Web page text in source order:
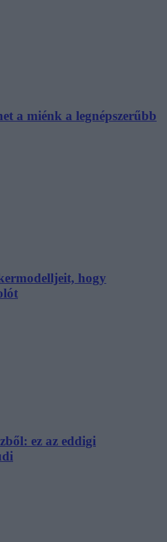
a miénk a legnépszerűbb
hogy
ez az eddigi